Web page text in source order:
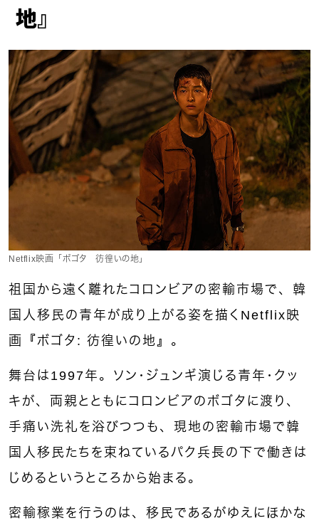
地』
Netflix映画「ボゴタ 彷徨いの地」
祖国から遠く離れたコロンビアの密輸市場で、韓
国人移民の青年が成り上がる姿を描くNetflix映
画『ボゴタ: 彷徨いの地』。
舞台は1997年。ソン・ジュンギ演じる青年・クッ
キが、両親とともにコロンビアのボゴタに渡り、
手痛い洗礼を浴びつつも、現地の密輸市場で韓
国人移民たちを束ねているパク兵長の下で働きは
じめるというところから始まる。
密輸稼業を行うのは、移民であるがゆえにほかな